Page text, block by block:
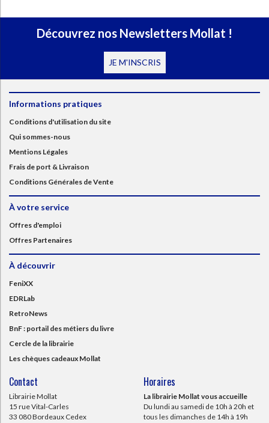
Découvrez nos Newsletters Mollat !
JE M'INSCRIS
Informations pratiques
Conditions d'utilisation du site
Qui sommes-nous
Mentions Légales
Frais de port & Livraison
Conditions Générales de Vente
À votre service
Offres d'emploi
Offres Partenaires
À découvrir
FeniXX
EDRLab
RetroNews
BnF : portail des métiers du livre
Cercle de la librairie
Les chèques cadeaux Mollat
Contact
Librairie Mollat
15 rue Vital-Carles
33 080 Bordeaux Cedex
Horaires
La librairie Mollat vous accueille
Du lundi au samedi de 10h à 20h et
tous les dimanches de 14h à 19h